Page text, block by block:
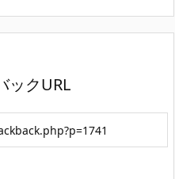
ックURL